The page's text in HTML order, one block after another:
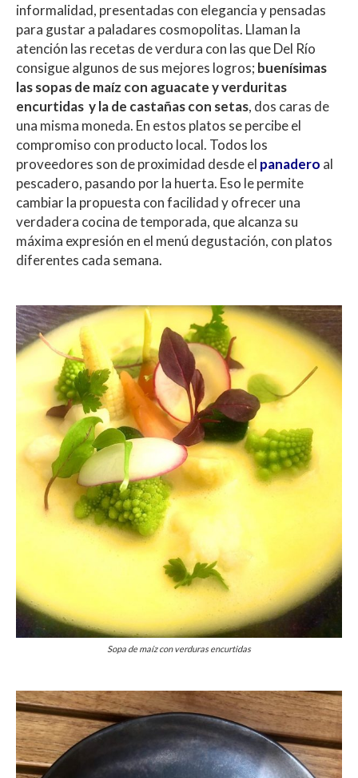
informalidad, presentadas con elegancia y pensadas
para gustar a paladares cosmopolitas. Llaman la
atención las recetas de verdura con las que Del Río
consigue algunos de sus mejores logros; buenísimas
las sopas de maíz con aguacate y verduritas
encurtidas y la de castañas con setas, dos caras de
una misma moneda. En estos platos se percibe el
compromiso con producto local. Todos los
proveedores son de proximidad desde el panadero al
pescadero, pasando por la huerta. Eso le permite
cambiar la propuesta con facilidad y ofrecer una
verdadera cocina de temporada, que alcanza su
máxima expresión en el menú degustación, con platos
diferentes cada semana.
Sopa de maíz con verduras encurtidas